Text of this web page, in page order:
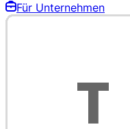
Für Unternehmen